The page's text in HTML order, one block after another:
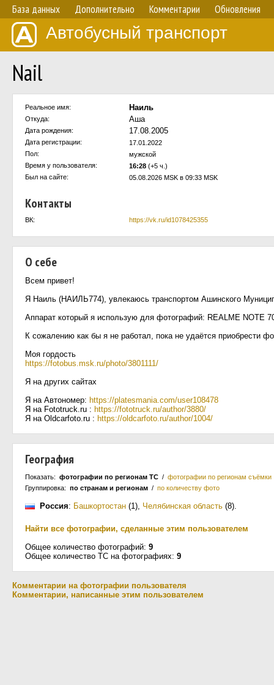
База данных Дополнительно Комментарии Обновления
Автобусный транспорт
Nail
Реальное имя: Наиль
Откуда: Аша
Дата рождения: 17.08.2005
Дата регистрации:
17.01.2022
Пол:
мужской
Время у пользователя:
16:28 (+5 ч.)
Был на сайте:
05.08.2026 MSK в 09:33 MSK
Контакты
ВК: https://vk.ru/id1078425355
О себе
Всем привет!
Я Наиль (НАИЛЬ774), увлекаюсь транспортом Ашинского
Аппарат который я использую для фотографий: REALME NOTE
К сожалению как бы я не работал, пока не удаётся приобрести
Моя гордость
https://fotobus.msk.ru/photo/3801111/
Я на других сайтах
Я на Автономер: https://platesmania.com/user108478
Я на Fototruck.ru : https://fototruck.ru/author/3880/
Я на Oldcarfoto.ru : https://oldcarfoto.ru/author/1004/
География
Показать: фотографии по регионам ТС / фотографии по регионам съёмки
Группировка: по странам и регионам / по количеству фото
Россия: Башкортостан (1), Челябинская область (8).
Найти все фотографии, сделанные этим пользователем
Общее количество фотографий: 9
Общее количество ТС на фотографиях: 9
Комментарии на фотографии пользователя
Комментарии, написанные этим пользователем